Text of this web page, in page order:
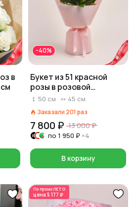
в
-40%
Букет из 51 красной
розы в розовой
упаковке
50 см 45 см
Заказали 201 раз
7 800 ₽ 13 000 ₽
по 1 950 ₽ ×4
В корзину
По промоЛЕТО
цена 5 177 ₽